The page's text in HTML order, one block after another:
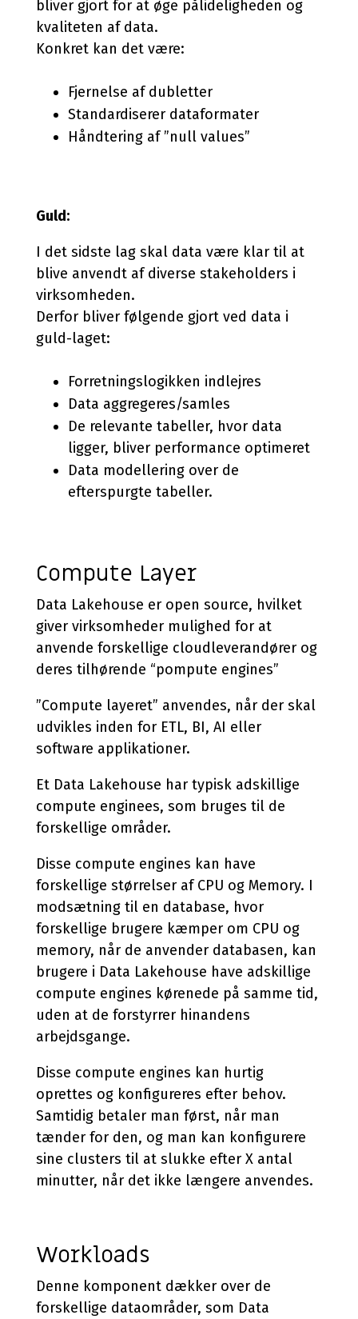
bliver gjort for at øge pålideligheden og
kvaliteten af data.
Konkret kan det være:
Fjernelse af dubletter
Standardiserer dataformater
Håndtering af ”null values”
Guld:
I det sidste lag skal data være klar til at
blive anvendt af diverse stakeholders i
virksomheden.
Derfor bliver følgende gjort ved data i
guld-laget:
Forretningslogikken indlejres
Data aggregeres/samles
De relevante tabeller, hvor data
ligger, bliver performance optimeret
Data modellering over de
efterspurgte tabeller.
Compute Layer
Data Lakehouse er open source, hvilket
giver virksomheder mulighed for at
anvende forskellige cloudleverandører og
deres tilhørende “pompute engines”
”Compute layeret” anvendes, når der skal
udvikles inden for ETL, BI, AI eller
software applikationer.
Et Data Lakehouse har typisk adskillige
compute enginees, som bruges til de
forskellige områder.
Disse compute engines kan have
forskellige størrelser af CPU og Memory. I
modsætning til en database, hvor
forskellige brugere kæmper om CPU og
memory, når de anvender databasen, kan
brugere i Data Lakehouse have adskillige
compute engines kørenede på samme tid,
uden at de forstyrrer hinandens
arbejdsgange.
Disse compute engines kan hurtig
oprettes og konfigureres efter behov.
Samtidig betaler man først, når man
tænder for den, og man kan konfigurere
sine clusters til at slukke efter X antal
minutter, når det ikke længere anvendes.
Workloads
Denne komponent dækker over de
forskellige dataområder, som Data